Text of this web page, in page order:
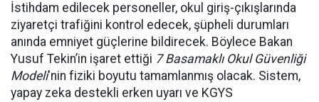
İstihdam edilecek personeller, okul giriş-çıkışlarında
ziyaretçi trafiğini kontrol edecek, şüpheli durumları
anında emniyet güçlerine bildirecek. Böylece Bakan
Yusuf Tekin’in işaret ettiği 7 Basamaklı Okul Güvenliği
Modeli'nin fiziki boyutu tamamlanmış olacak. Sistem,
yapay zeka destekli erken uyarı ve KGYS